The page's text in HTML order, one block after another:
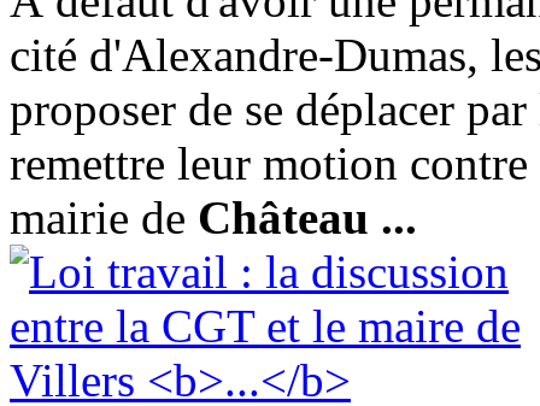
cité d'Alexandre-Dumas,
proposer de se déplacer
remettre leur motion
mairie de Château ...